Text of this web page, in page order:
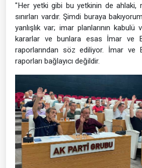
"Her yetki gibi bu yetkinin de ahlaki,
sınırları vardır. Şimdi buraya
yanlışlık var; imar planlarının
kararlar ve bunlara esas İmar ve
raporlarından söz ediliyor. İmar ve
raporları bağlayıcı değildir.